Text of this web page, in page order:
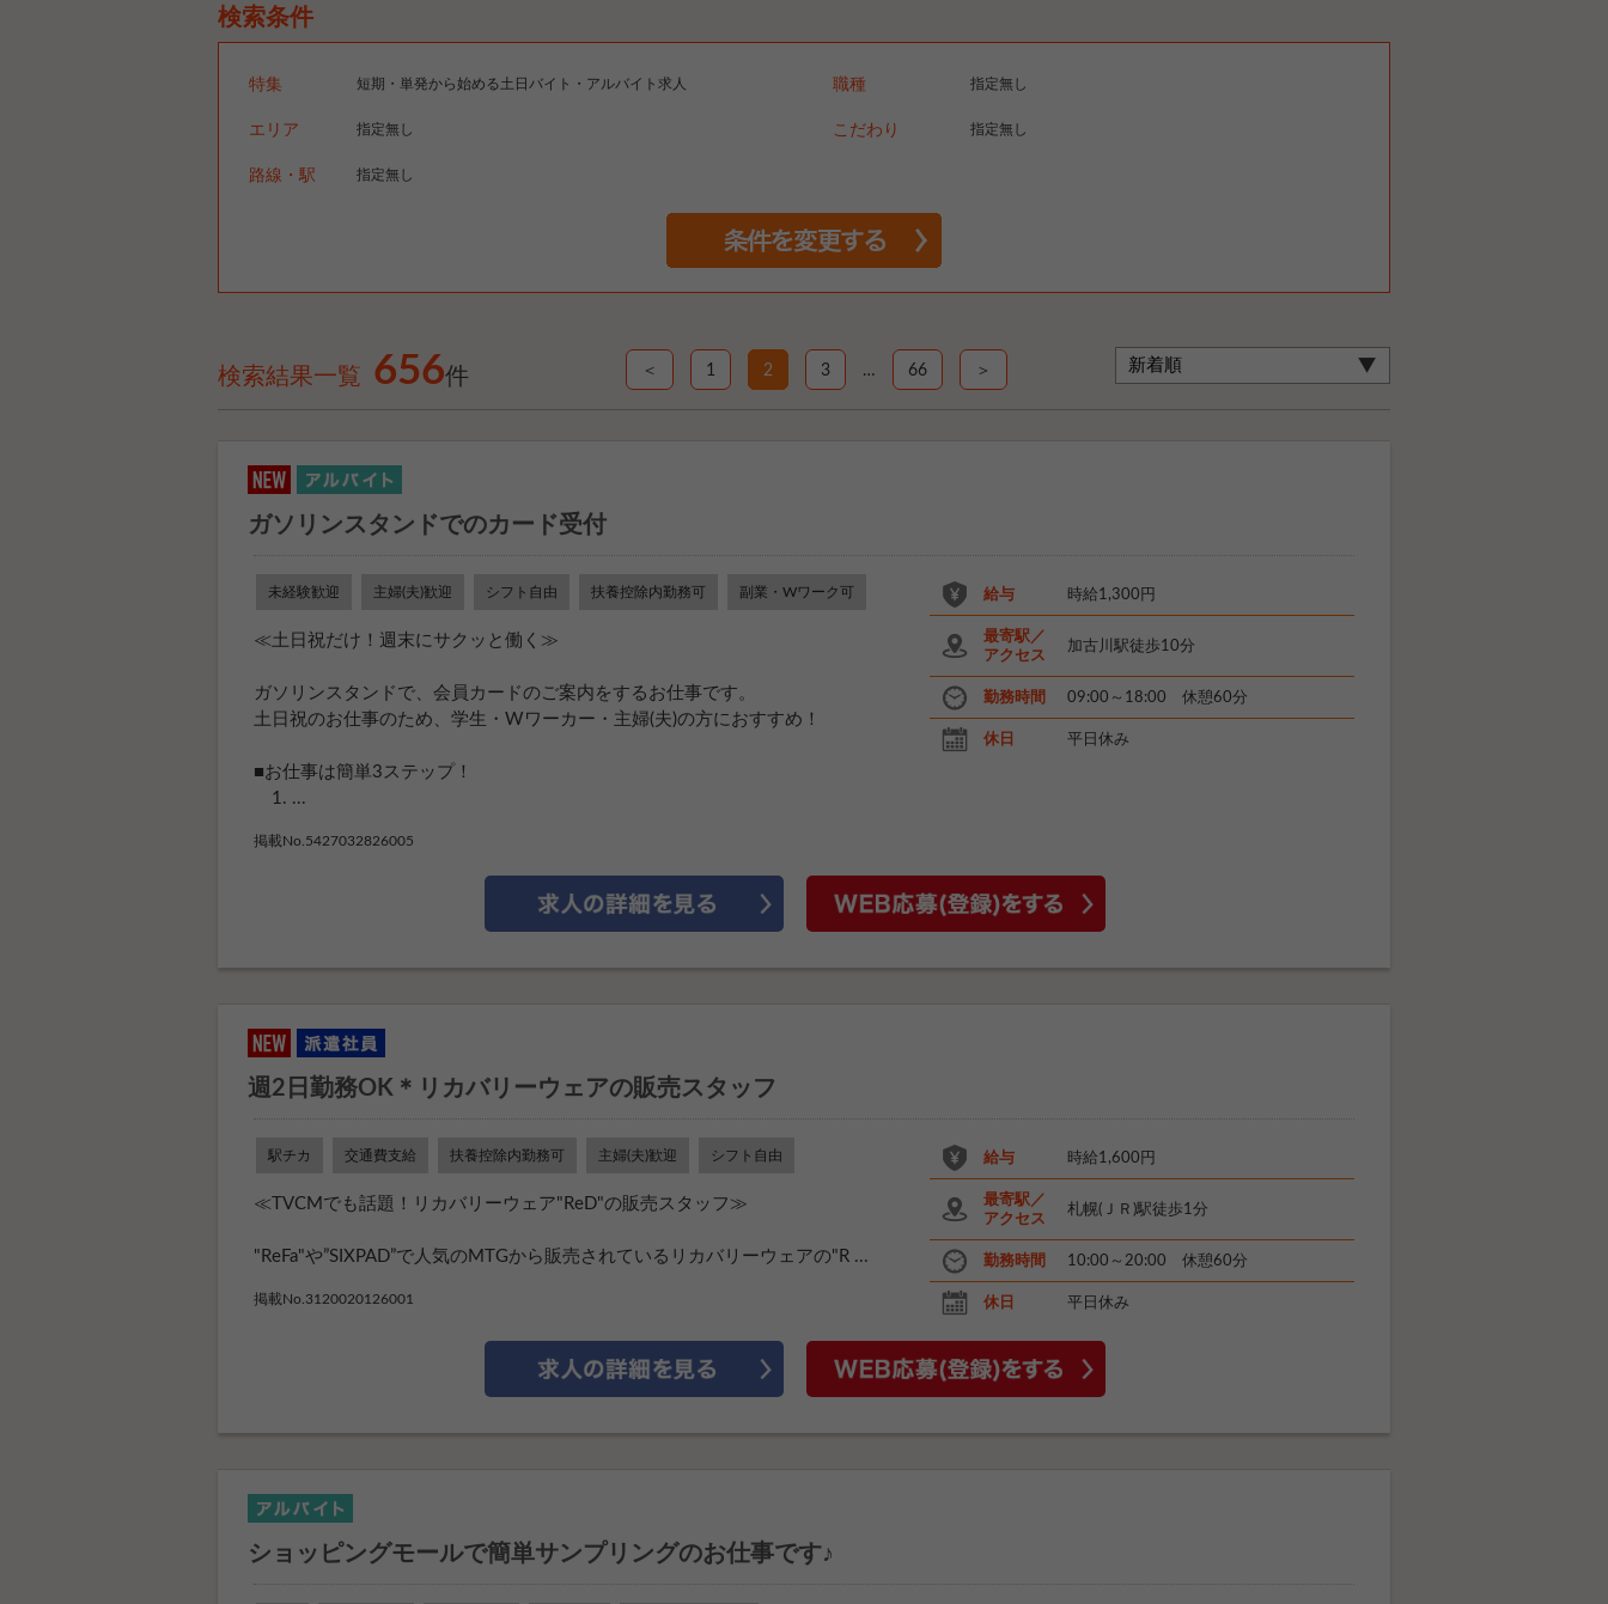
検索条件
特集 短期・単発から始める土日バイト・アルバイト求人
エリア 指定無し
路線・駅 指定無し
職種 指定無し
こだわり 指定無し
検索結果一覧 656件 ＜ 1 2 3 … 66 ＞
ガソリンスタンドでのカード受付
未経験歓迎 主婦(夫)歓迎 シフト自由 扶養控除内勤務可 副業・Wワーク可
≪土日祝だけ！週末にサクッと働く≫
ガソリンスタンドで、会員カードのご案内をするお仕事です。
土日祝のお仕事のため、学生・Wワーカー・主婦(夫)の方におすすめ！
■お仕事は簡単3ステップ！
1. ...
掲載No.5427032826005
給与 時給1,300円
最寄駅／
アクセス
加古川駅徒歩10分
勤務時間 09:00～18:00 休憩60分
休日 平日休み
週2日勤務OK＊リカバリーウェアの販売スタッフ
駅チカ 交通費支給 扶養控除内勤務可 主婦(夫)歓迎 シフト自由
≪TVCMでも話題！リカバリーウェア"ReD"の販売スタッフ≫
"ReFa"や”SIXPAD”で人気のMTGから販売されているリカバリーウェアの"R ...
掲載No.3120020126001
給与 時給1,600円
最寄駅／
アクセス
札幌(ＪＲ)駅徒歩1分
勤務時間 10:00～20:00 休憩60分
休日 平日休み
ショッピングモールで簡単サンプリングのお仕事です♪